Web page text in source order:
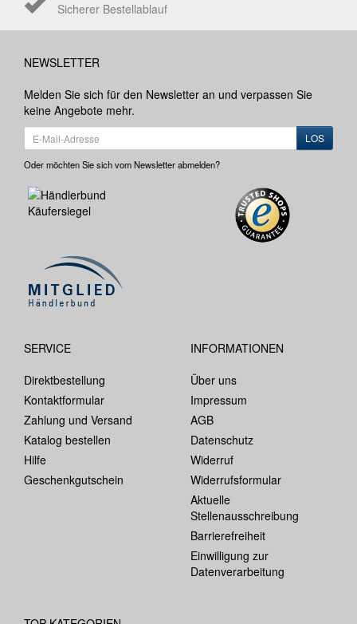
Sicherer Bestellablauf
NEWSLETTER
Melden Sie sich für den Newsletter an und verpassen Sie
keine Angebote mehr.
LOS
Oder möchten Sie sich vom Newsletter abmelden?
SERVICE
Direktbestellung
Kontaktformular
Zahlung und Versand
Katalog bestellen
Hilfe
Geschenkgutschein
INFORMATIONEN
Über uns
Impressum
AGB
Datenschutz
Widerruf
Widerrufsformular
Aktuelle
Stellenausschreibung
Barrierefreiheit
Einwilligung zur
Datenverarbeitung